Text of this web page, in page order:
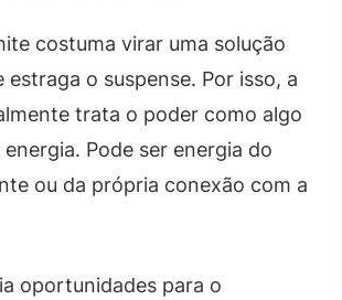
costuma virar uma solução
estraga o suspense. Por isso, a
trata o poder como algo
Pode ser energia do
ou da própria conexão com a
oportunidades para o